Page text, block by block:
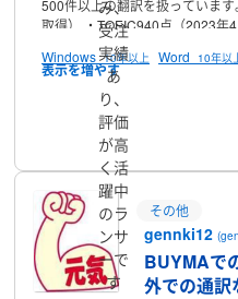
500件以上の翻訳を扱っています。
取得）
・TOEIC940点（2023年4
9月〜2012年8月）
術、四柱推命、九星気学、紫微
相、タロット
命、九星気学も勉強中）
・傾聴力・課題発見力
歳〜30歳までピアノを習う
点）、高校時代は3年連続全国
時はNHK合唱コンクールと2冠
から怪談が好き、特にノンフィ
が趣味
Windows 10年以上 Word 10年以
み、
受注
実績
あ
り、
評価
が高
く活
躍中
のラ
ンサ
ーで
す
その他
gennki12
BUYMAで
外での通訳